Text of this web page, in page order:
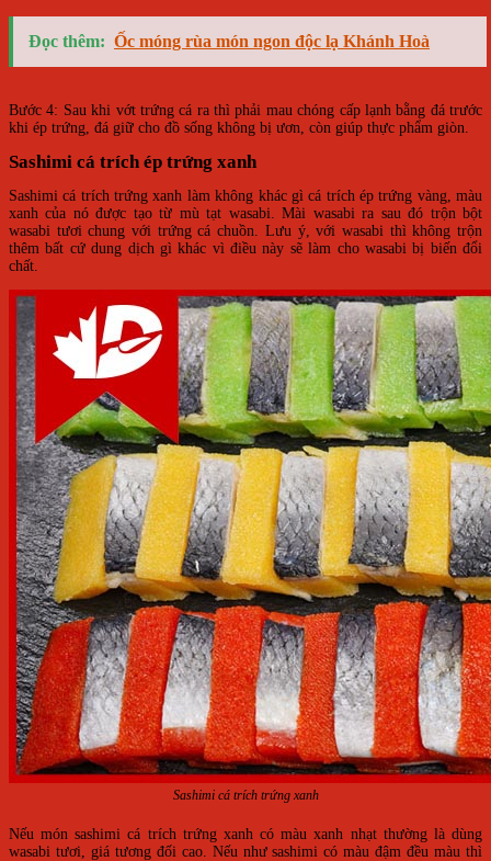
Đọc thêm: Ốc móng rùa món ngon độc lạ Khánh Hoà
Bước 4: Sau khi vớt trứng cá ra thì phải mau chóng cấp lạnh bằng đá trước
khi ép trứng, đá giữ cho đồ sống không bị ươn, còn giúp thực phẩm giòn.
Sashimi cá trích ép trứng xanh
Sashimi cá trích trứng xanh làm không khác gì cá trích ép trứng vàng, màu
xanh của nó được tạo từ mù tạt wasabi. Mài wasabi ra sau đó trộn bột
wasabi tươi chung với trứng cá chuồn. Lưu ý, với wasabi thì không trộn
thêm bất cứ dung dịch gì khác vì điều này sẽ làm cho wasabi bị biến đổi
chất.
Sashimi cá trích trứng xanh
Nếu món sashimi cá trích trứng xanh có màu xanh nhạt thường là dùng
wasabi tươi, giá tương đối cao. Nếu như sashimi có màu đậm đều màu thì